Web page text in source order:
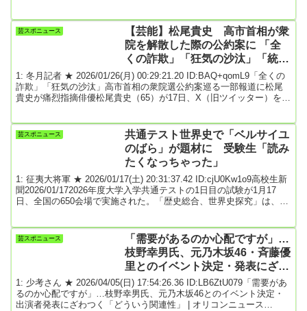
平幕相手に3敗するなど安定感を欠き、直近3場所は計33勝。協会内
で昇進に反対の声も上がっていたが、3人による決定戦を制したこと
芸スポニュース
【芸能】松尾貴史 高市首相が衆
院を解散した際の公約案に 「全
くの詐欺」「狂気の沙汰」「統一
教会隠し解散 自己都合解散」
1: 冬月記者 ★ 2026/01/26(月) 00:29:21.20 ID:BAQ+qomL9「全くの
詐欺」「狂気の沙汰」高市首相の衆院選公約案巡る一部報道に松尾
貴史が痛烈指摘俳優松尾貴史（65）が17日、X（旧ツイッター）を更
会冒頭で衆院を解散した際、食料品の消費税率を時限的にゼロにす
ることを公約に盛り込む案が浮上したなどと報じた、毎日新聞のネ
ット記事を添付。「全くの詐欺...
芸スポニュース
共通テスト世界史で「ベルサイユ
のばら」が題材に 受験生「読み
たくなっちゃった」
1: 征夷大将軍 ★ 2026/01/17(土) 20:31:37.42 ID:cjU0Kw1o9高校生新
聞2026/01/172026年度大学入学共通テストの1日目の試験が1月17
日、全国の650会場で実施された。「歴史総合、世界史探究」は、日
容が増えている」と評価している。駿台・ベネッセによる「データ
ネット」によると難易は昨年並み。「文献資料、マンガや絵画、地
芸スポニュース
「需要があるのか心配ですが」…
枝野幸男氏、元乃木坂46・斉藤優
里とのイベント決定・発表にざわ
つく「どういう関連性」
1: 少考さん ★ 2026/04/05(日) 17:54:26.36 ID:LB6ZtU079「需要があ
るのか心配ですが」…枝野幸男氏、元乃木坂46とのイベント決定・
出演者発表にざわつく「どういう関連性」 | オリコンニュース